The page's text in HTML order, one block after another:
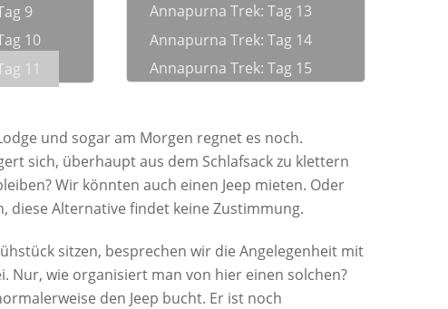
9
10
11
Annapurna Trek: Tag 13
Annapurna Trek: Tag 14
Annapurna Trek: Tag 15
und sogar am Morgen regnet es noch.
sich, überhaupt aus dem Schlafsack zu klettern
Wir könnten auch einen Jeep mieten. Oder
diese Alternative findet keine Zustimmung.
sitzen, besprechen wir die Angelegenheit mit
Nur, wie organisiert man von hier einen solchen?
den Jeep bucht. Er ist noch